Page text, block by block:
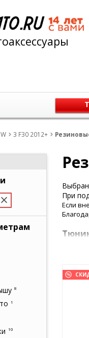
3 F30 2012+
8
1
10
Выбран
При
Если